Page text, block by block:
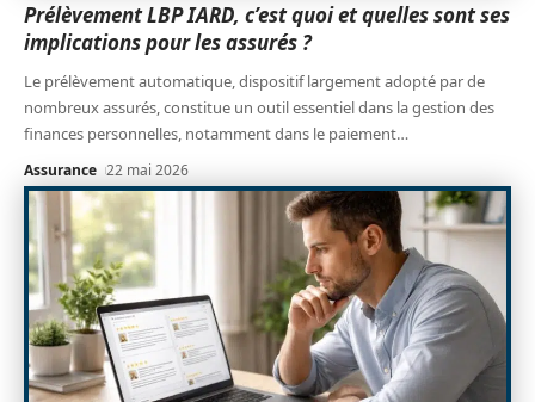
Prélèvement LBP IARD, c’est quoi et quelles sont ses
implications pour les assurés ?
Le prélèvement automatique, dispositif largement adopté par de
nombreux assurés, constitue un outil essentiel dans la gestion des
finances personnelles, notamment dans le paiement…
Assurance 22 mai 2026